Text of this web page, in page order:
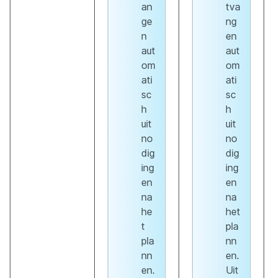
an
ge
n
aut
om
ati
sc
h
uit
no
dig
ing
en
na
he
t
pla
nn
en.
tva
ng
en
aut
om
ati
sc
h
uit
no
dig
ing
en
na
het
pla
nn
en.
Uit